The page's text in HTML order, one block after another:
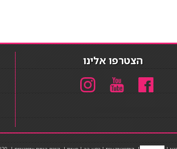
הצטרפו אלינו